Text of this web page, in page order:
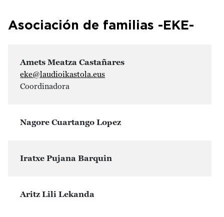
Asociación de familias -EKE-
Amets Meatza Castañares
eke@laudioikastola.eus
Coordinadora
Nagore Cuartango Lopez
Iratxe Pujana Barquin
Aritz Lili Lekanda